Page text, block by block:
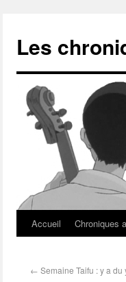
Les
Accueil Chroniques
← Semaine Taifu : y a du